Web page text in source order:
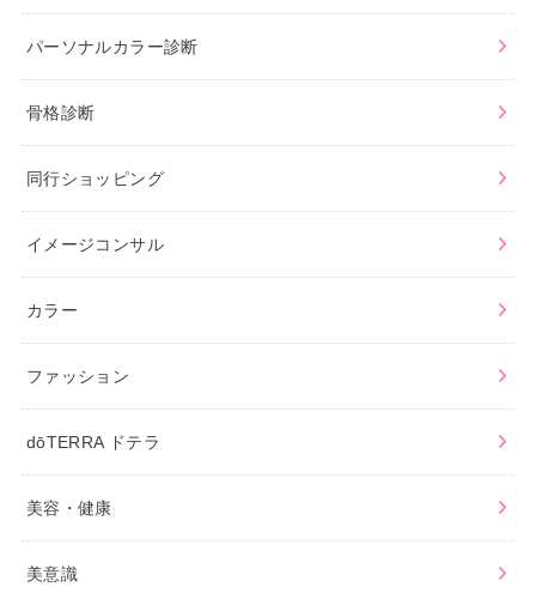
パーソナルカラー診断
骨格診断
同行ショッピング
イメージコンサル
カラー
ファッション
dōTERRA ドテラ
美容・健康
美意識